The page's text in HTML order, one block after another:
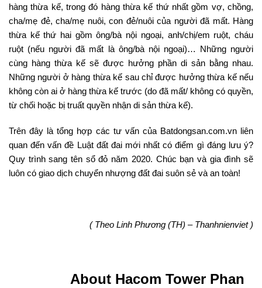
hàng thừa kế, trong đó hàng thừa kế thứ nhất gồm vợ, chồng,
cha/mẹ đẻ, cha/mẹ nuôi, con đẻ/nuôi của người đã mất. Hàng
thừa kế thứ hai gồm ông/bà nội ngoại, anh/chị/em ruột, cháu
ruột (nếu người đã mất là ông/bà nội ngoại)… Những người
cùng hàng thừa kế sẽ được hưởng phần di sản bằng nhau.
Những người ở hàng thừa kế sau chỉ được hưởng thừa kế nếu
không còn ai ở hàng thừa kế trước (do đã mất/ không có quyền,
từ chối hoặc bị truất quyền nhận di sản thừa kế).
Trên đây là tổng hợp các tư vấn của Batdongsan.com.vn liên
quan đến vấn đề Luật đất đai mới nhất có điểm gì đáng lưu ý?
Quy trình sang tên sổ đỏ năm 2020. Chúc bạn và gia đình sẽ
luôn có giao dịch chuyển nhượng đất đai suôn sẻ và an toàn!
( Theo Linh Phương (TH) – Thanhnienviet )
About Hacom Tower Phan